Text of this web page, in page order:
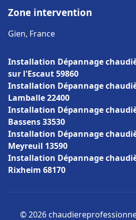
Zone intervention
Gien, France
Installation Dépannage
sur l'Escaut 59860
Installation Dépannage
Lamballe 22400
Installation Dépannage
Bassens 33530
Installation Dépannage
Meyreuil 13590
Installation Dépannage
Rixheim 68170
© 2026